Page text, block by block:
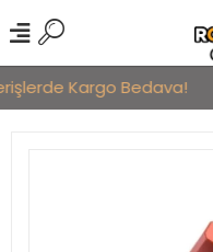
Kargo Bedava!